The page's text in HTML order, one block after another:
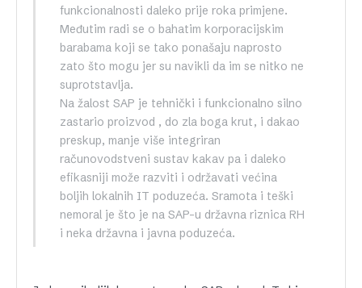
funkcionalnosti daleko prije roka primjene.
Međutim radi se o bahatim korporacijskim
barabama koji se tako ponašaju naprosto
zato što mogu jer su navikli da im se nitko ne
suprotstavlja.
Na žalost SAP je tehnički i funkcionalno silno
zastario proizvod , do zla boga krut, i dakao
preskup, manje više integriran
računovodstveni sustav kakav pa i daleko
efikasniji može razviti i održavati većina
boljih lokalnih IT poduzeća. Sramota i teški
nemoral je što je na SAP-u državna riznica RH
i neka državna i javna poduzeća.